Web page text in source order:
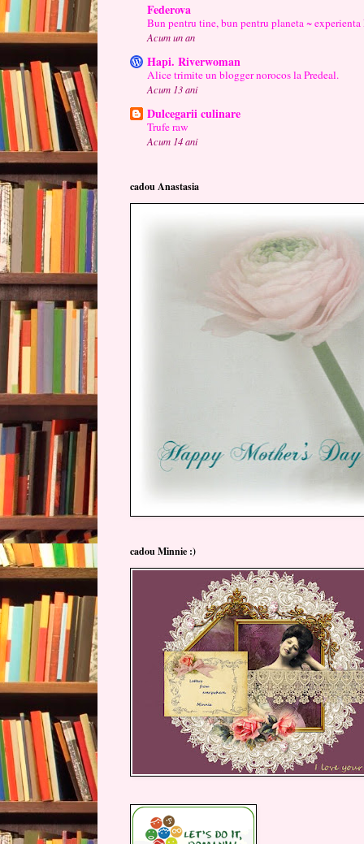
Federova
Bun pentru tine, bun pentru planeta ~ experienta
Acum un an
Hapi. Riverwoman
Alice trimite un blogger norocos la Predeal.
Acum 13 ani
Dulcegarii culinare
Trufe raw
Acum 14 ani
cadou Anastasia
cadou Minnie :)